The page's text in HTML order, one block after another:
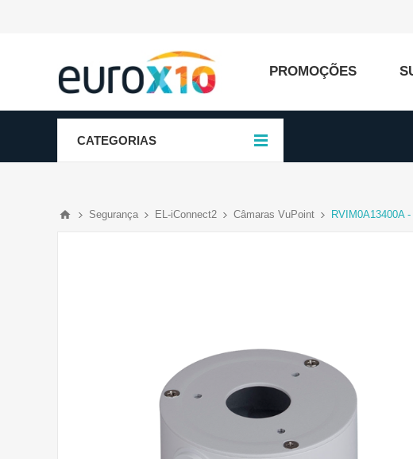
PROMOÇÕES
CATEGORIAS
Segurança EL-iConnect2 Câmaras VuPoint RVIM0A13400A